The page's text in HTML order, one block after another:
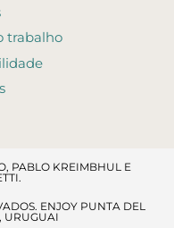
trabalho
PABLO KREIMBHUL E
ENJOY PUNTA DEL
URUGUAI